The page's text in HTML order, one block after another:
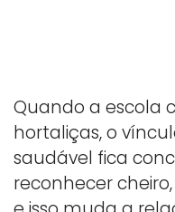
Quando a escola
hortaliças, o
saudável fica
reconhecer